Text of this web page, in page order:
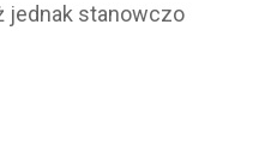
jednak stanowczo